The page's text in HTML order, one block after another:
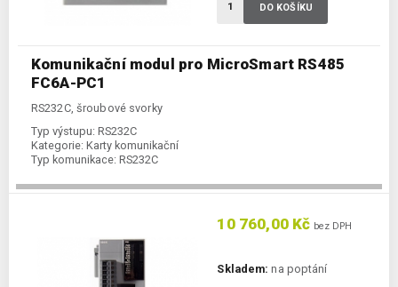
Komunikační modul pro MicroSmart RS485
FC6A-PC1
RS232C, šroubové svorky
Typ výstupu: RS232C
Kategorie: Karty komunikační
Typ komunikace: RS232C
DO KOŠÍKU
10 760,00 Kč bez DPH
Skladem: na poptání